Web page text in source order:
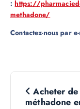
:https://
methadone/
Contactez-nous par
N
Acheter de
méthadone